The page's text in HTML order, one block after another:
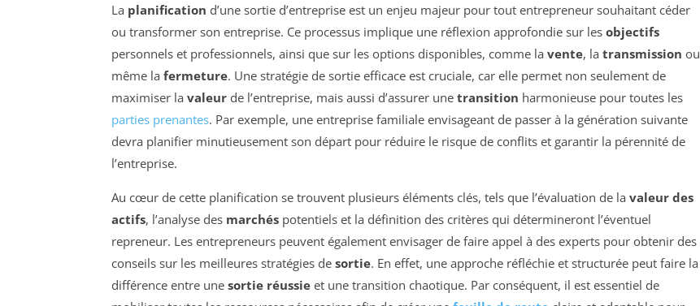
La planification d’une sortie d’entreprise est un enjeu majeur pour tout entrepreneur souhaitant céder
ou transformer son entreprise. Ce processus implique une réflexion approfondie sur les objectifs
personnels et professionnels, ainsi que sur les options disponibles, comme la vente, la transmission ou
même la fermeture. Une stratégie de sortie efficace est cruciale, car elle permet non seulement de
maximiser la valeur de l’entreprise, mais aussi d’assurer une transition harmonieuse pour toutes les
parties prenantes. Par exemple, une entreprise familiale envisageant de passer à la génération suivante
devra planifier minutieusement son départ pour réduire le risque de conflits et garantir la pérennité de
l’entreprise.
Au cœur de cette planification se trouvent plusieurs éléments clés, tels que l’évaluation de la valeur des
actifs, l’analyse des marchés potentiels et la définition des critères qui détermineront l’éventuel
repreneur. Les entrepreneurs peuvent également envisager de faire appel à des experts pour obtenir des
conseils sur les meilleures stratégies de sortie. En effet, une approche réfléchie et structurée peut faire la
différence entre une sortie réussie et une transition chaotique. Par conséquent, il est essentiel de